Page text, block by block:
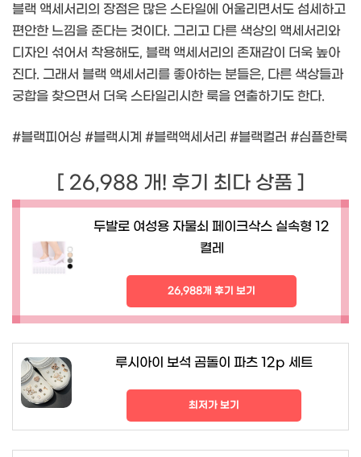
블랙 액세서리의 장점은 많은 스타일에 어울리면서도 섬세하고
편안한 느낌을 준다는 것이다. 그리고 다른 색상의 액세서리와
디자인 섞어서 착용해도, 블랙 액세서리의 존재감이 더욱 높아
진다. 그래서 블랙 액세서리를 좋아하는 분들은, 다른 색상들과
궁합을 찾으면서 더욱 스타일리시한 룩을 연출하기도 한다.
#블랙피어싱 #블랙시계 #블랙액세서리 #블랙컬러 #심플한룩
[ 26,988 개! 후기 최다 상품 ]
두발로 여성용 자물쇠 페이크삭스 실속형 12
켤레
26,988개 후기 보기
루시아이 보석 곰돌이 파츠 12p 세트
최저가 보기